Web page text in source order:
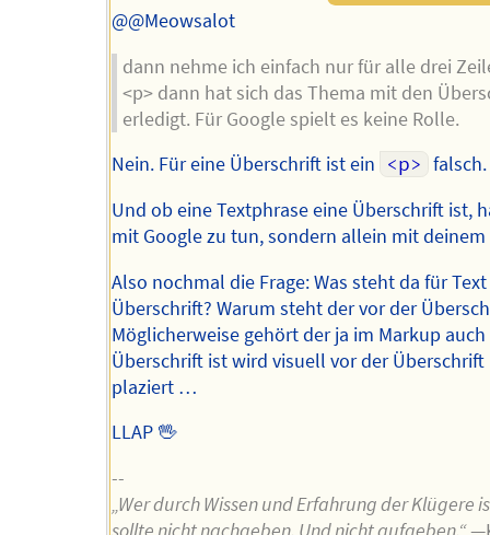
@@Meowsalot
dann nehme ich einfach nur für alle drei
<p> dann hat sich das Thema mit den
erledigt. Für Google spielt es keine Rolle.
Nein. Für eine Überschrift ist ein <p> falsch.
Und ob eine Textphrase eine Überschrift ist,
mit Google zu tun, sondern allein mit
Also nochmal die Frage: Was steht da für
Überschrift? Warum steht der vor der
Möglicherweise gehört der ja im Markup
Überschrift ist wird visuell vor der Überschrift
plaziert …
LLAP 🖖
--
„Wer durch Wissen und Erfahrung der Klügere